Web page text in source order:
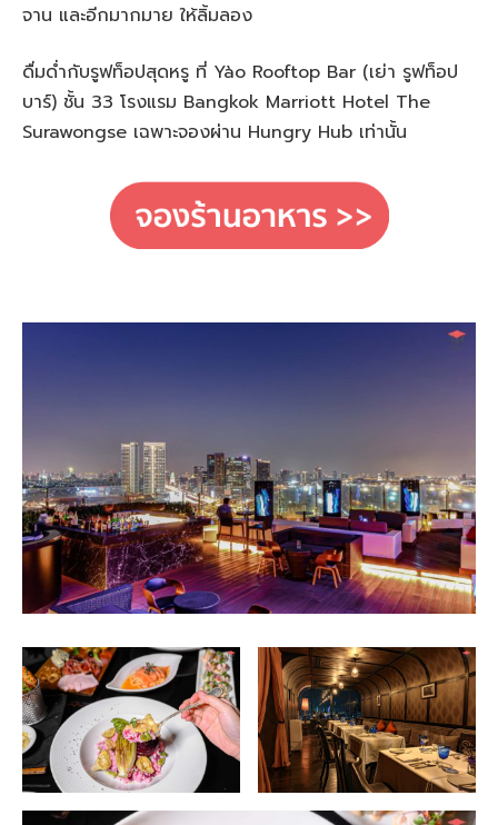
จาน และอีกมากมาย ให้ลิ้มลอง
ดื่มด่ำกับรูฟท็อปสุดหรู ที่ Yào Rooftop Bar (เย่า รูฟท็อป
บาร์) ชั้น 33 โรงแรม Bangkok Marriott Hotel The
Surawongse เฉพาะจองผ่าน Hungry Hub เท่านั้น